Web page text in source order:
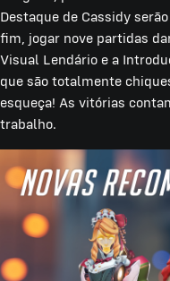
Destaque de Cassidy
fim, jogar nove partidas
Visual Lendário e a
que são totalmente
esqueça! As vitórias
trabalho.